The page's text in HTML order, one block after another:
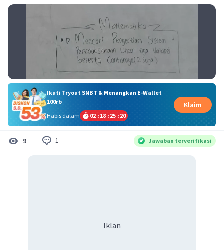
Ikuti Tryout SNBT & Menangkan E-Wallet
100rb
Habis dalam
02 :18 :25 :19
Klaim
9 1 Jawaban terverifikasi
Iklan